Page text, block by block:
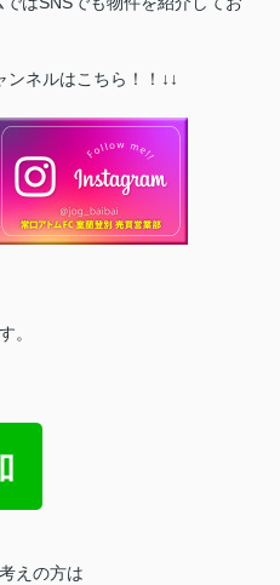
ネルはこちら！！↓↓
。
えの方は